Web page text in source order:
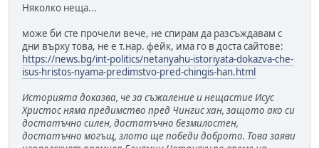
Няколко неща...
може би сте прочели вече, не спирам да разсъждавам с
дни върху това, не е т.нар. фейк, има го в доста сайтове:
https://news.bg/int-politics/netanyahu-istoriyata-dokazva-che-
isus-hristos-nyama-predimstvo-pred-chingis-han.html
Историята доказва, че за съжаление и нещастие Исус
Христос няма предимство пред Чингис хан, защото ако си
достатъчно силен, достатъчно безмилостен,
достатъчно могъщ, злото ще победи доброто. Това заяви